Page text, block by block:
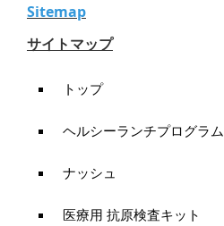
Sitemap
サイトマップ
トップ
ヘルシーランチプログラム
ナッシュ
医療用 抗原検査キット